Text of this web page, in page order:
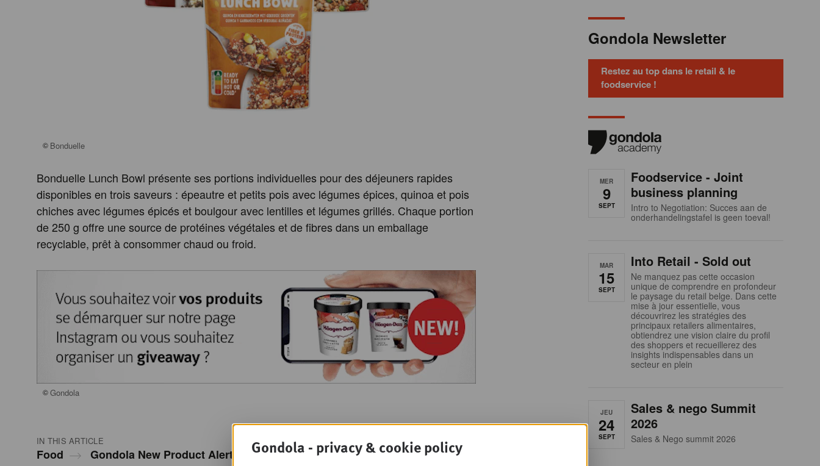
© Bonduelle
Bonduelle Lunch Bowl présente ses portions individuelles pour des déjeuners rapides
disponibles en trois saveurs : épeautre et petits pois avec légumes épices, quinoa et pois
chiches avec légumes épicés et boulgour avec lentilles et légumes grillés. Chaque portion
de 250 g offre une source de protéines végétales et de fibres dans un emballage
recyclable, prêt à consommer chaud ou froid.
©Gondola
IN THIS ARTICLE
Food Gondola New Product Alert
Gondola Newsletter
Restez au top dans le retail & le
foodservice !
MER
9
SEPT
Foodservice - Joint
business planning
Intro to Negotiation: Succes aan de
onderhandelingstafel is geen toeval!
MAR
15
SEPT
Into Retail - Sold out
Ne manquez pas cette occasion
unique de comprendre en profondeur
le paysage du retail belge. Dans cette
mise à jour essentielle, vous
découvrirez les stratégies des
principaux retailers alimentaires,
obtiendrez une vision claire du profil
des shoppers et recueillerez des
insights indispensables dans un
secteur en plein
JEU
24
SEPT
Sales & nego Summit
2026
Sales & Nego summit 2026
Gondola - privacy & cookie policy